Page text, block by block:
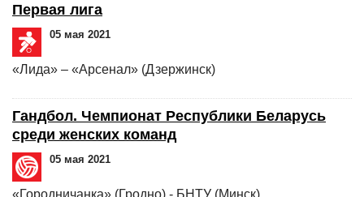
Первая лига
05 мая 2021
«Лида» – «Арсенал» (Дзержинск)
Гандбол. Чемпионат Республики Беларусь
среди женских команд
05 мая 2021
«Городничанка» (Гродно) - БНТУ (Минск)